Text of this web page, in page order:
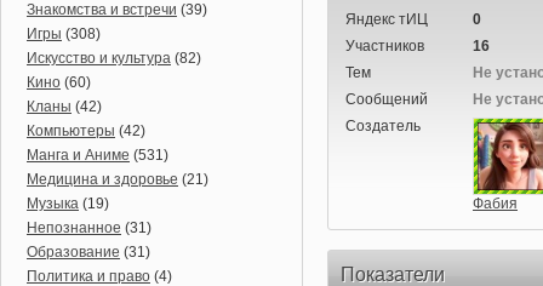
Знакомства и встречи (39)
Игры (308)
Искусство и культура (82)
Кино (60)
Кланы (42)
Компьютеры (42)
Манга и Аниме (531)
Медицина и здоровье (21)
Музыка (19)
Непознанное (31)
Образование (31)
Политика и право (4)
Яндекс тИЦ
0
Участников
16
Тем
Не
Сообщений
Не
Создатель
Фабия
Показатели